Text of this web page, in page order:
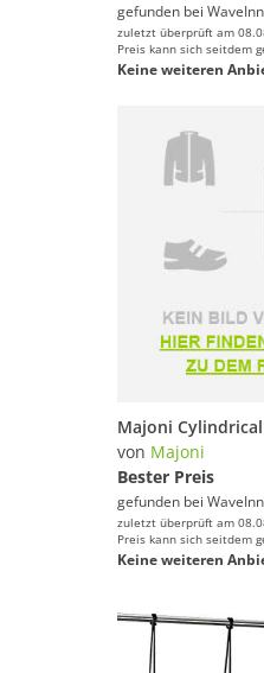
gefunden bei WaveInn
zuletzt überprüft am
Preis kann sich seitdem
Keine weiteren
von Majoni
Bester Preis
gefunden bei WaveInn
zuletzt überprüft am
Preis kann sich seitdem
Keine weiteren